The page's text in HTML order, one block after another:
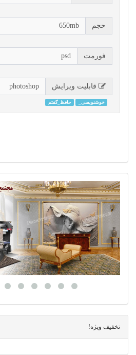
حجم 650mb
فورمت psd
قابلیت ویرایش photoshop
خوشنویسی_ حافظ_گفتم
تخفیف ویژه!